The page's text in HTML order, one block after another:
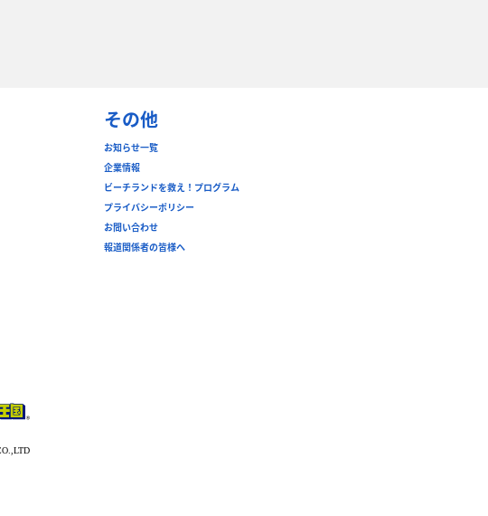
その他
お知らせ一覧
企業情報
ビーチランドを救え！プログラム
プライバシーポリシー
お問い合わせ
報道関係者の皆様へ